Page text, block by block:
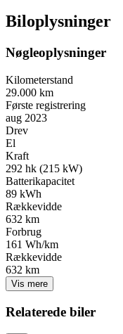
Biloplysninger
Nøgleoplysninger
Kilometerstand
29.000 km
Første registrering
aug 2023
Drev
El
Kraft
292 hk (215 kW)
Batterikapacitet
89 kWh
Rækkevidde
632 km
Forbrug
161 Wh/km
Rækkevidde
632 km
Vis mere
Relaterede biler